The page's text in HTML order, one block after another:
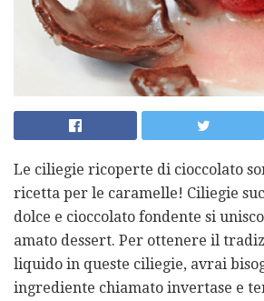
Le ciliegie ricoperte di cioccolato
ricetta per le caramelle! Ciliegie
dolce e cioccolato fondente si
amato dessert. Per ottenere il
liquido in queste ciliegie, avrai
ingrediente chiamato invertase e